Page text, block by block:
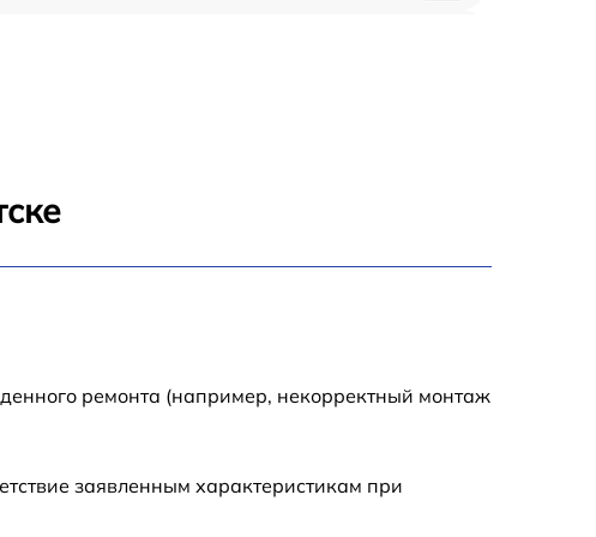
ремонта (например, некорректный монтаж
заявленным характеристикам при